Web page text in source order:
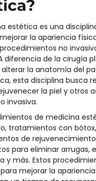
estética es una
la apariencia
no
diferencia de la cirugía
la anatomía del
esta disciplinabusca
la piel y otros
invasiva.
de medicina
tratamientos con
de
para eliminar arrugas,
y más. Estos
mejorar la